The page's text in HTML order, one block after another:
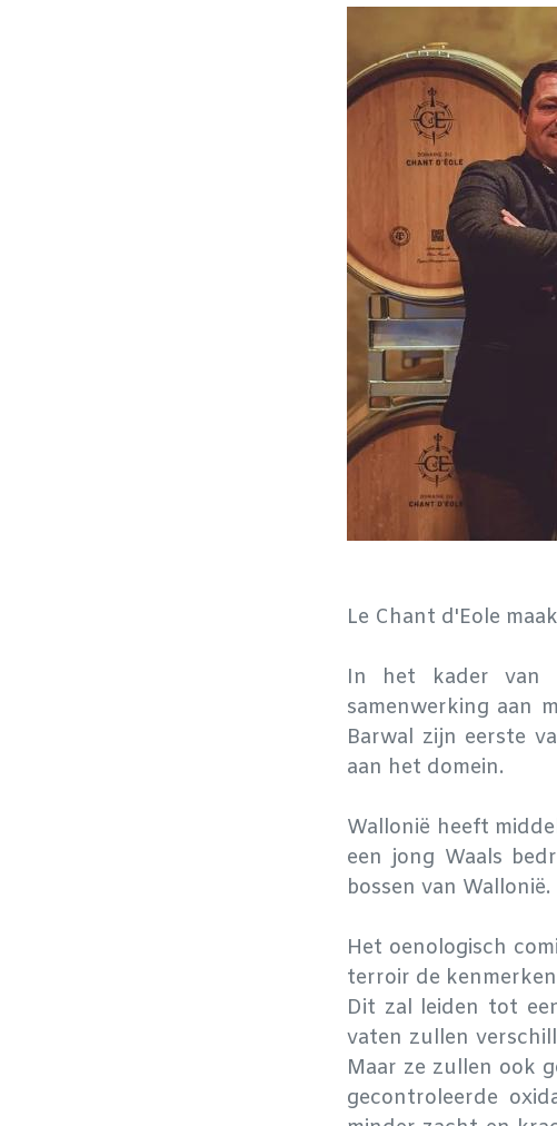
Le Chant d'Eole
In het kader van
samenwerking aan
Barwal zijn eerste
aan het domein.
Wallonië heeft
een jong Waals
bossen van
Het oenologisch
terroir de
Dit zal leiden tot
vaten zullen
Maar ze zullen ook
gecontroleerde